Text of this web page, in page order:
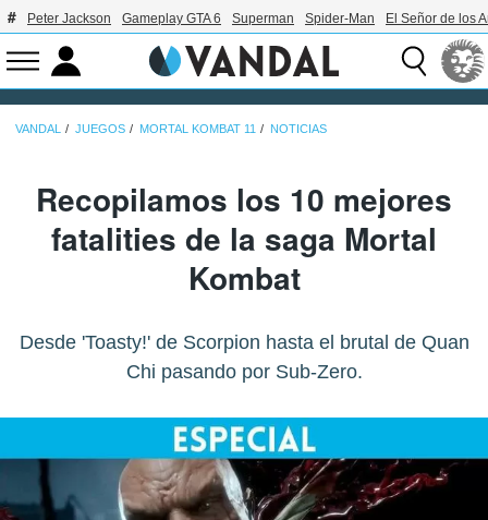
Peter Jackson Gameplay GTA 6 Superman Spider-Man El Señor de los
VANDAL JUEGOS MORTAL KOMBAT 11 NOTICIAS
Recopilamos los 10 mejores
fatalities de la saga Mortal
Kombat
Desde 'Toasty!' de Scorpion hasta el brutal de Quan
Chi pasando por Sub-Zero.